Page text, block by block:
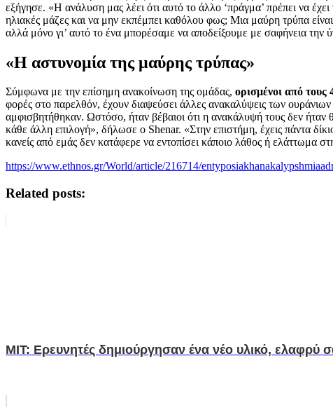
εξήγησε. «Η ανάλυση μας λέει ότι αυτό το άλλο ‘πράγμα’ πρέπει να
ηλιακές μάζες και να μην εκπέμπει καθόλου φως; Μια μαύρη τρύπα
αλλά μόνο γι’ αυτό το ένα μπορέσαμε να αποδείξουμε με σαφήνεια την
«Η αστυνομία της μαύρης τρύπας»
Σύμφωνα με την επίσημη ανακοίνωση της ομάδας, ορισμένοι από τους
φορές στο παρελθόν, έχουν διαψεύσει άλλες ανακαλύψεις των
αμφισβητήθηκαν. Ωστόσο, ήταν βέβαιοι ότι η ανακάλυψή τους δεν
κάθε άλλη επιλογή», δήλωσε ο Shenar. «Στην επιστήμη, έχεις πάντα
κανείς από εμάς δεν κατάφερε να εντοπίσει κάποιο λάθος ή ελάττωμα
https://www.ethnos.gr/World/article/216714/
Related posts:
ΜΙΤ: Ερευνητές δημιούργησαν ένα νέο υλικό, ελαφρύ